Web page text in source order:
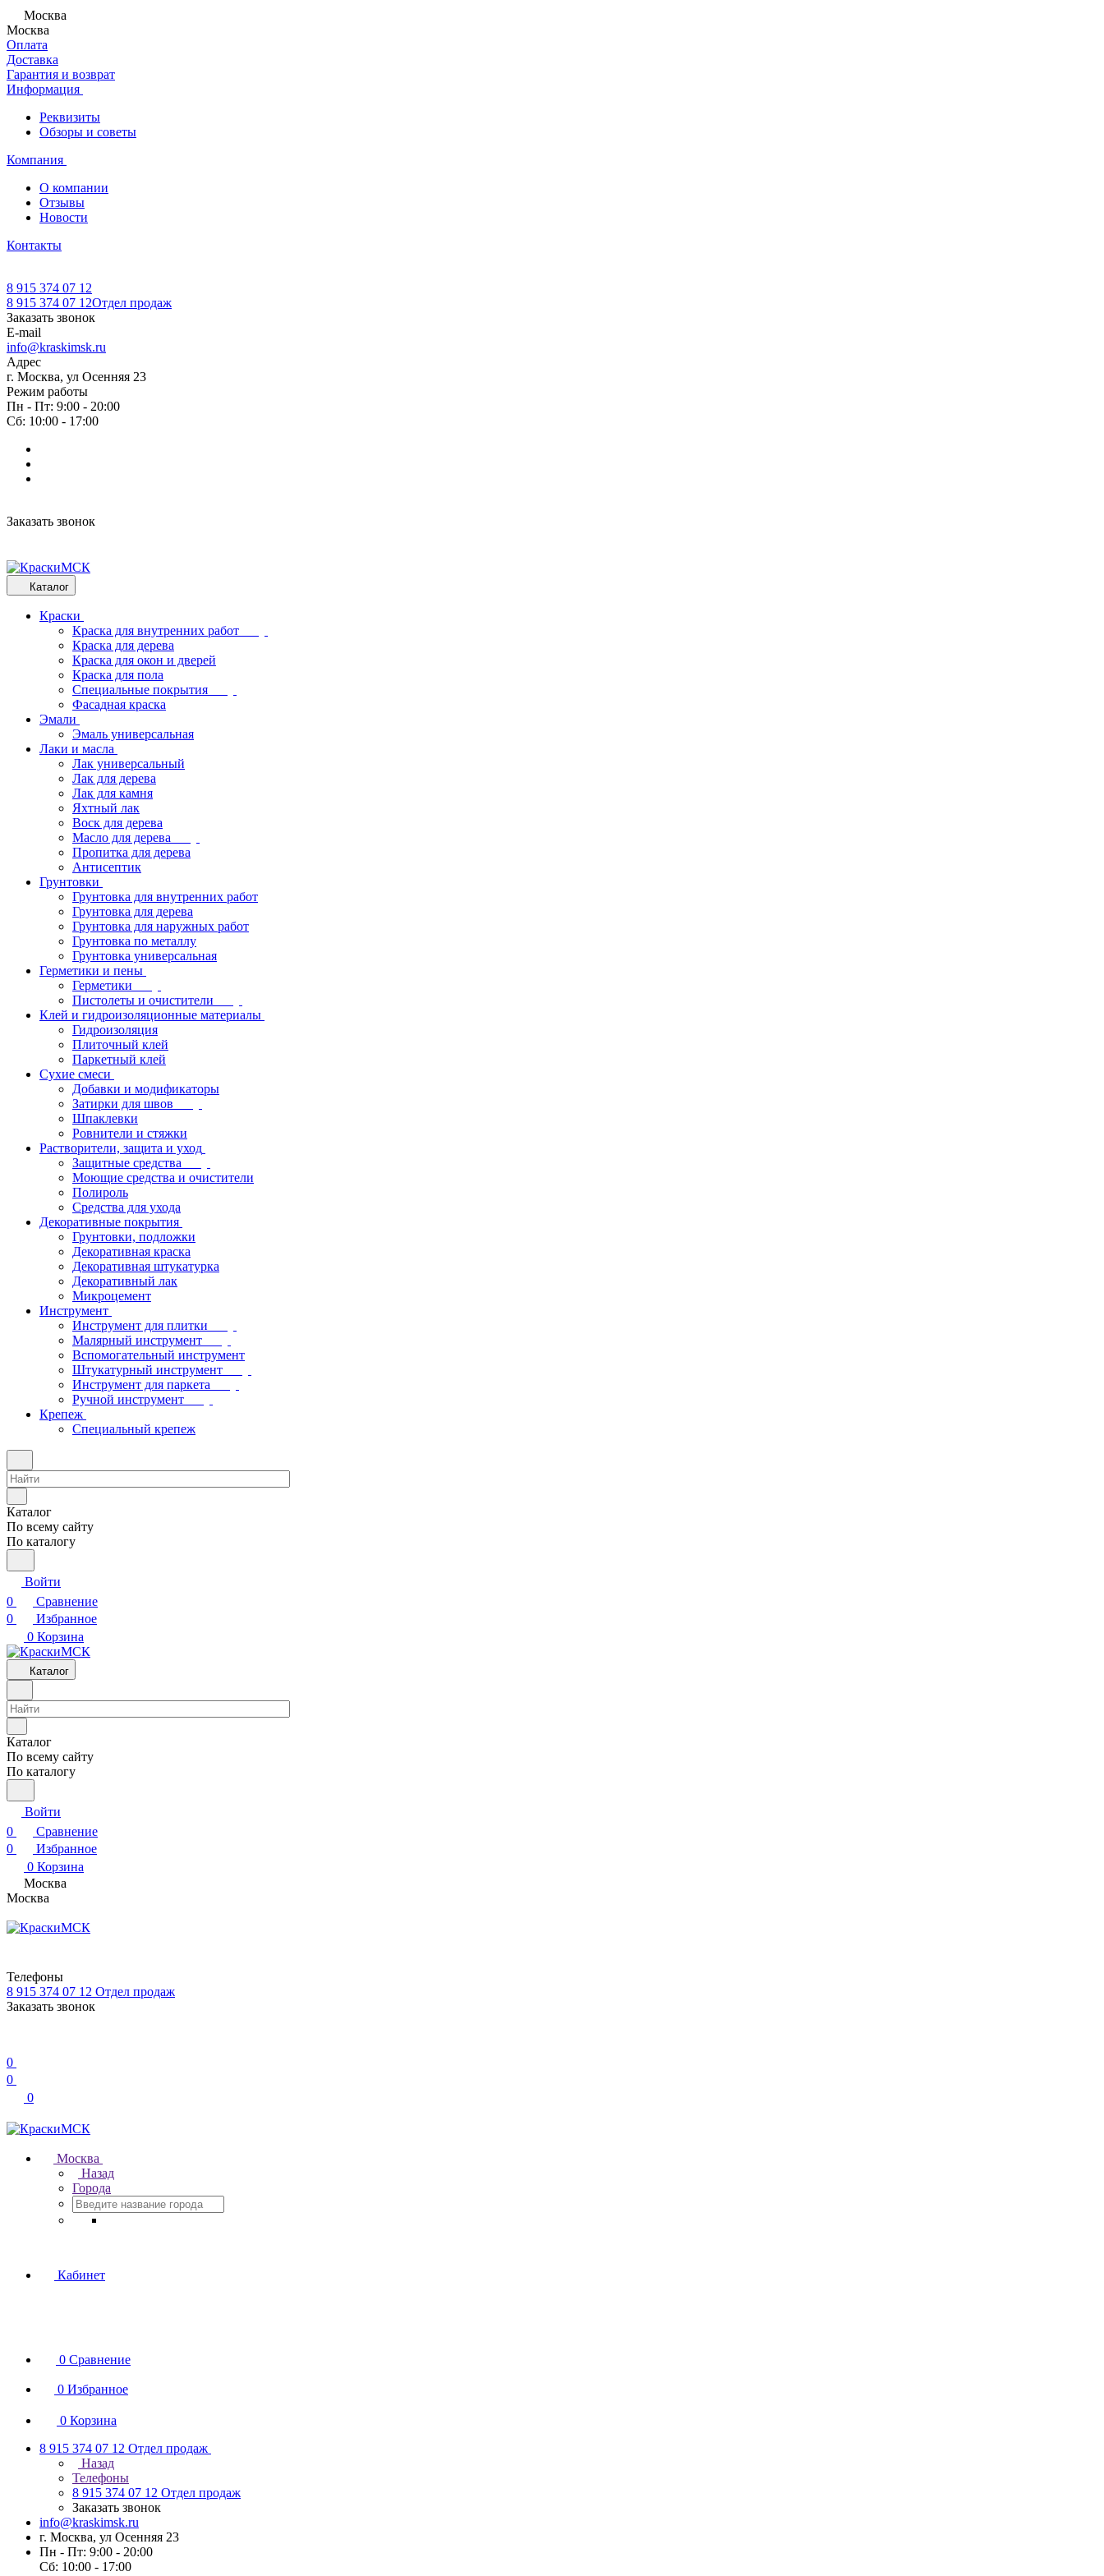
Москва
Москва
Оплата
Доставка
Гарантия и возврат
Информация
Реквизиты
Обзоры и советы
Компания
О компании
Отзывы
Новости
Контакты
8 915 374 07 12
8 915 374 07 12Отдел продаж
Заказать звонок
E-mail
info@kraskimsk.ru
Адрес
г. Москва, ул Осенняя 23
Режим работы
Пн - Пт: 9:00 - 20:00
Сб: 10:00 - 17:00
Заказать звонок
Каталог
Краски
Краска для внутренних работ
Краска для дерева
Краска для окон и дверей
Краска для пола
Специальные покрытия
Фасадная краска
Эмали
Эмаль универсальная
Лаки и масла
Лак универсальный
Лак для дерева
Лак для камня
Яхтный лак
Воск для дерева
Масло для дерева
Пропитка для дерева
Антисептик
Грунтовки
Грунтовка для внутренних работ
Грунтовка для дерева
Грунтовка для наружных работ
Грунтовка по металлу
Грунтовка универсальная
Герметики и пены
Герметики
Пистолеты и очистители
Клей и гидроизоляционные материалы
Гидроизоляция
Плиточный клей
Паркетный клей
Сухие смеси
Добавки и модификаторы
Затирки для швов
Шпаклевки
Ровнители и стяжки
Растворители, защита и уход
Защитные средства
Моющие средства и очистители
Полироль
Средства для ухода
Декоративные покрытия
Грунтовки, подложки
Декоративная краска
Декоративная штукатурка
Декоративный лак
Микроцемент
Инструмент
Инструмент для плитки
Малярный инструмент
Вспомогательный инструмент
Штукатурный инструмент
Инструмент для паркета
Ручной инструмент
Крепеж
Специальный крепеж
Каталог
По всему сайту
По каталогу
Войти
0
Сравнение
0
Избранное
0 Корзина
Каталог
Каталог
По всему сайту
По каталогу
Войти
0
Сравнение
0
Избранное
0 Корзина
Москва
Москва
Телефоны
8 915 374 07 12 Отдел продаж
Заказать звонок
0
0
0
Москва
Назад
Города
Кабинет
0 Сравнение
0 Избранное
0 Корзина
8 915 374 07 12 Отдел продаж
Назад
Телефоны
8 915 374 07 12 Отдел продаж
Заказать звонок
info@kraskimsk.ru
г. Москва, ул Осенняя 23
Пн - Пт: 9:00 - 20:00
Сб: 10:00 - 17:00